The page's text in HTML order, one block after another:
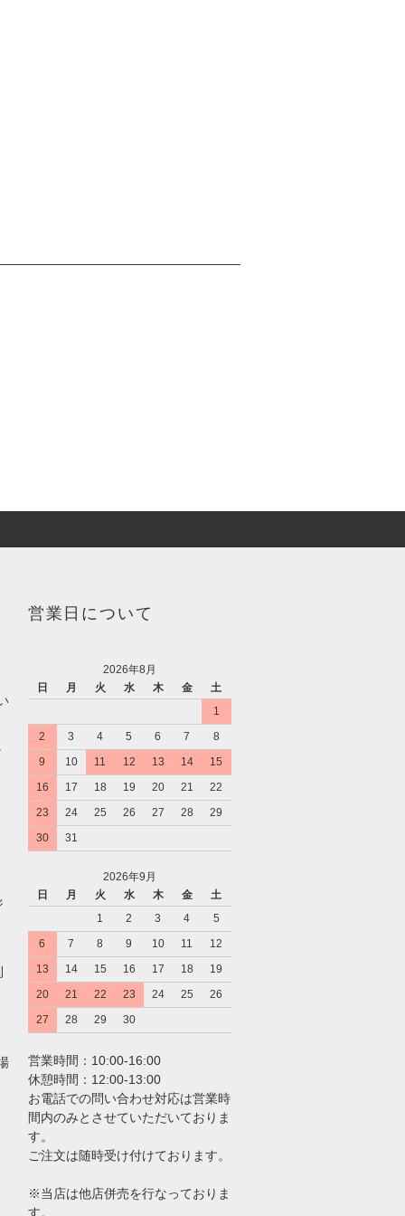
営業日について
2026年8月
日
月 火 水 木 金
土
1
2
3 4 5 6 7
8
9
10 11 12 13 14
15
16
17 18 19 20 21
22
23
24 25 26 27 28
29
30
31
2026年9月
日
月 火 水 木 金
土
1
2 3 4
5
6
7 8 9 10 11
12
13
14 15 16 17 18
19
20
21 22 23 24 25
26
27
28 29 30
営業時間：10:00-16:00
休憩時間：12:00-13:00
お電話での問い合わせ対応は営業時
間内のみとさせていただいておりま
す。
ご注文は随時受け付けております。
※当店は他店併売を行なっておりま
す。